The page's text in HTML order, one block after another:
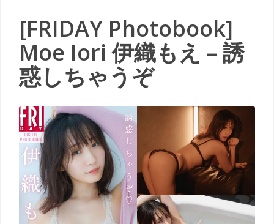
[FRIDAY Photobook]
Moe Iori 伊織もえ – 誘
惑しちゃうぞ